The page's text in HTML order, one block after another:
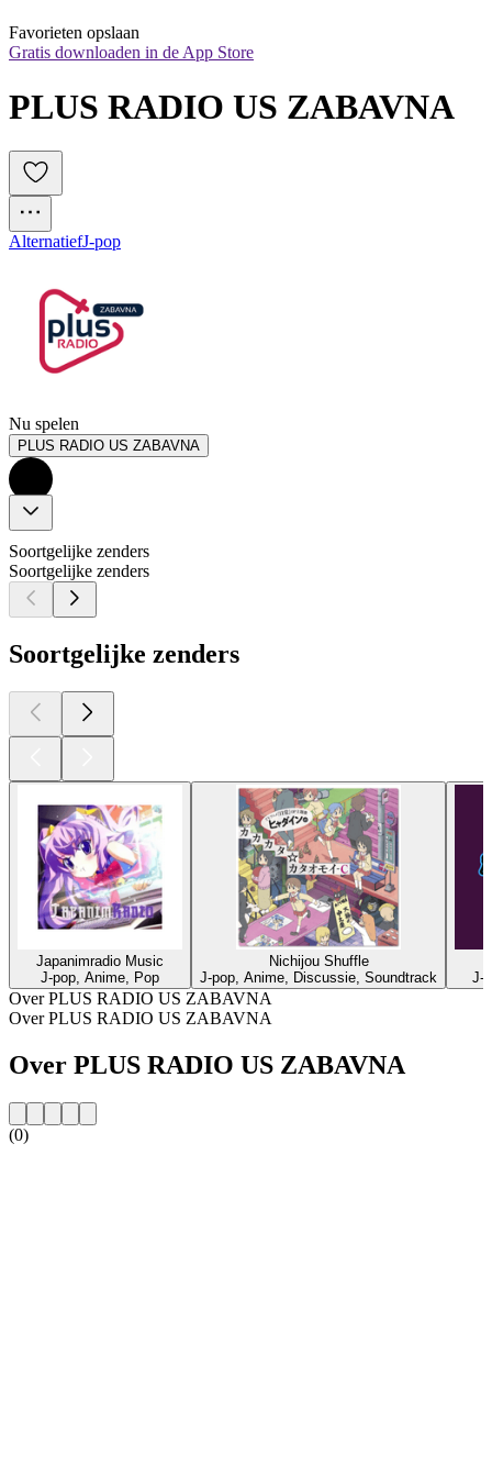
Favorieten opslaan
Gratis downloaden in de App Store
PLUS RADIO US ZABAVNA
AlternatiefJ-pop
Nu spelen
PLUS RADIO US ZABAVNA
Soortgelijke zenders
Soortgelijke zenders
Soortgelijke zenders
Japanimradio Music
J-pop, Anime, Pop
Nichijou Shuffle
J-pop, Anime, Discussie, Soundtrack
J-
Over PLUS RADIO US ZABAVNA
Over PLUS RADIO US ZABAVNA
Over PLUS RADIO US ZABAVNA
(0)